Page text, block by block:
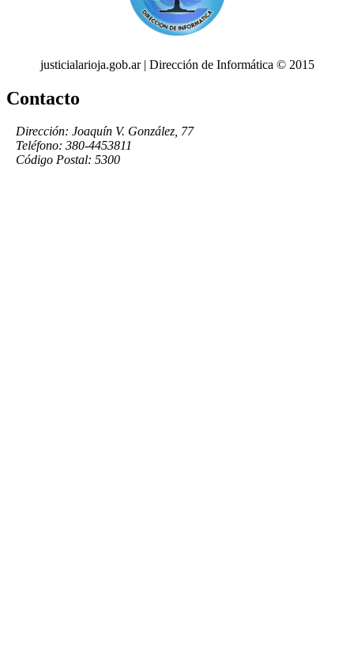
justicialarioja.gob.ar | Dirección de Informática © 2015
Contacto
Dirección: Joaquín V. González, 77
Teléfono: 380-4453811
Código Postal: 5300